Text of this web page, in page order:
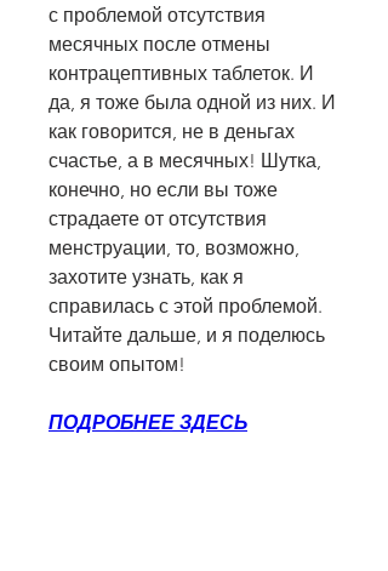
с проблемой отсутствия
месячных после отмены
контрацептивных таблеток. И
да, я тоже была одной из них. И
как говорится, не в деньгах
счастье, а в месячных! Шутка,
конечно, но если вы тоже
страдаете от отсутствия
менструации, то, возможно,
захотите узнать, как я
справилась с этой проблемой.
Читайте дальше, и я поделюсь
своим опытом!
ПОДРОБНЕЕ ЗДЕСЬ